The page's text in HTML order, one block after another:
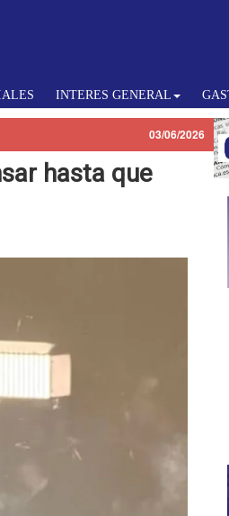
INTERES GENERAL
03/06/2026
hasta que